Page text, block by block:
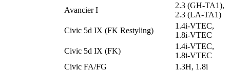
Avancier I
2.3 (GH-TA1),
2.3 (LA-TA1)
Civic 5d IX (FK Restyling)
1.4i-VTEC,
1.8i-VTEC
Civic 5d IX (FK)
1.4i-VTEC,
1.8i-VTEC
Civic FA/FG
1.3H, 1.8i